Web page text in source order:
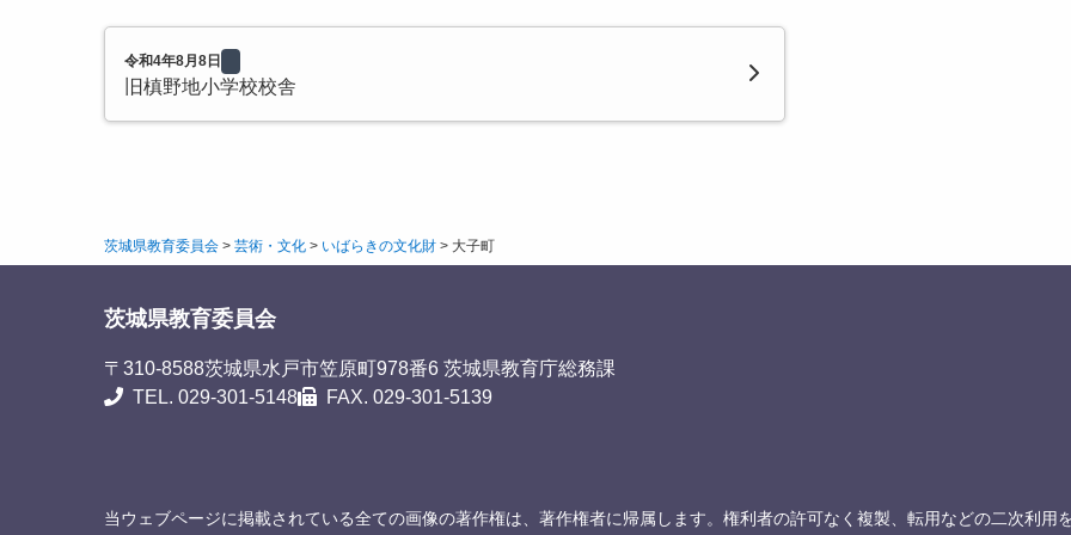
令和4年8月8日
旧槙野地小学校校舎
茨城県教育委員会 > 芸術・文化 > いばらきの文化財 > 大子町
茨城県教育委員会
〒310-8588茨城県水戸市笠原町978番6 茨城県教育庁総務課
TEL. 029-301-5148
FAX. 029-301-5139
当ウェブページに掲載されている全ての画像の著作権は、著作権者に帰属します。権利者の許可なく複製、転用などの二次利用